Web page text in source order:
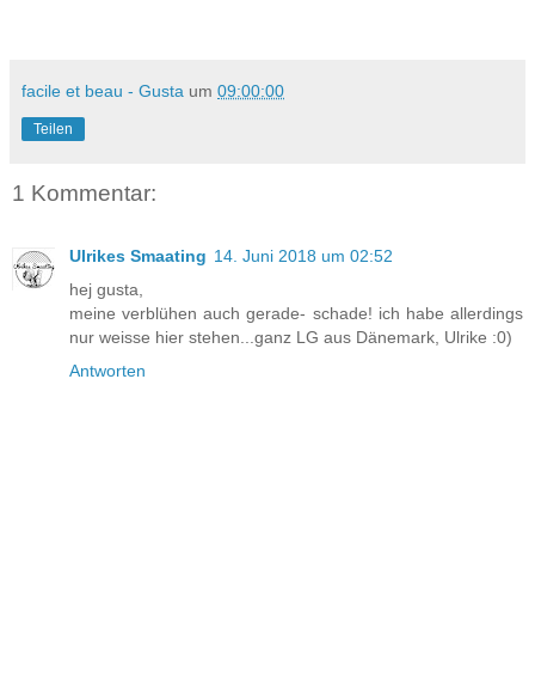
facile et beau - Gusta um 09:00:00
Teilen
1 Kommentar:
Ulrikes Smaating 14. Juni 2018 um 02:52
hej gusta,
meine verblühen auch gerade- schade! ich habe allerdings
nur weisse hier stehen...ganz LG aus Dänemark, Ulrike :0)
Antworten